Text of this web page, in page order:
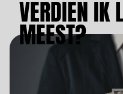
VERDIEN IK
MEEST?